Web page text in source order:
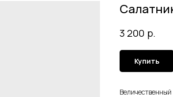
3 200 р.
Купить